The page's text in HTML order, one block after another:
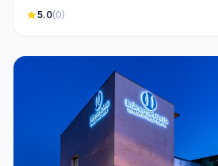
star5.0(0)